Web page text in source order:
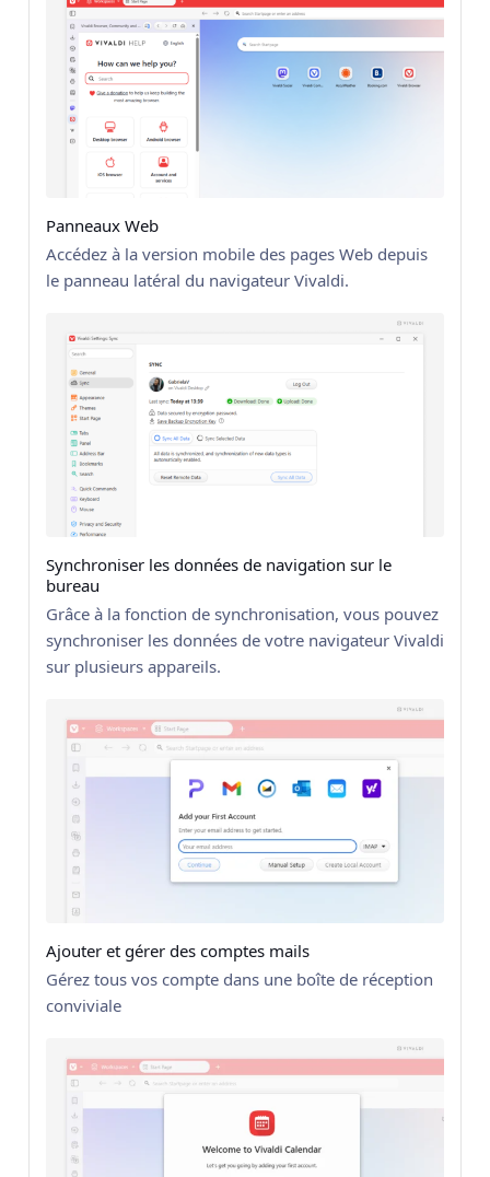
Panneaux Web
Accédez à la version mobile des pages Web depuis
le panneau latéral du navigateur Vivaldi.
Synchroniser les données de navigation sur le
bureau
Grâce à la fonction de synchronisation, vous pouvez
synchroniser les données de votre navigateur Vivaldi
sur plusieurs appareils.
Ajouter et gérer des comptes mails
Gérez tous vos compte dans une boîte de réception
conviviale